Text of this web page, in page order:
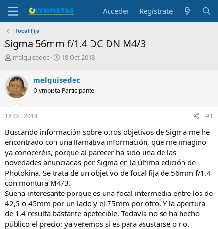
Acceder Regístrate
Focal Fija
Sigma 56mm f/1.4 DC DN M4/3
I
i
c
i
a
d
o
d
e
l
t
e
a
melquisedec
F
h
a
e
i
c
i
o
18 Oct 2018
melquisedec
Olympista Participante
18 Oct 2018 #1
Buscando información sobre otros objetivos de Sigma me he
encontrado con una llamativa información, que me imagino
ya conoceréis, porque al parecer ha sido una de las
novedades anunciadas por Sigma en la última edición de
Photokina. Se trata de un objetivo de focal fija de 56mm f/1.4
con montura M4/3.
Suena interesante porque es una focal intermedia entre los de
42,5 o 45mm por un lado y el 75mm por otro. Y la apertura
de 1.4 resulta bastante apetecible. Todavía no se ha hecho
público el precio: ya veremos si es para asustarse o no.